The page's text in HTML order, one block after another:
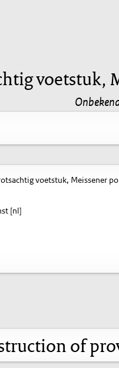
voetstuk,
voetstuk, Meissener
[nl]
of